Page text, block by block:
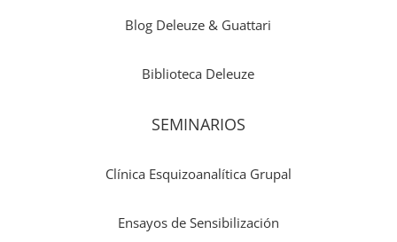
Blog Deleuze & Guattari
Biblioteca Deleuze
SEMINARIOS
Clínica Esquizoanalítica Grupal
Ensayos de Sensibilización